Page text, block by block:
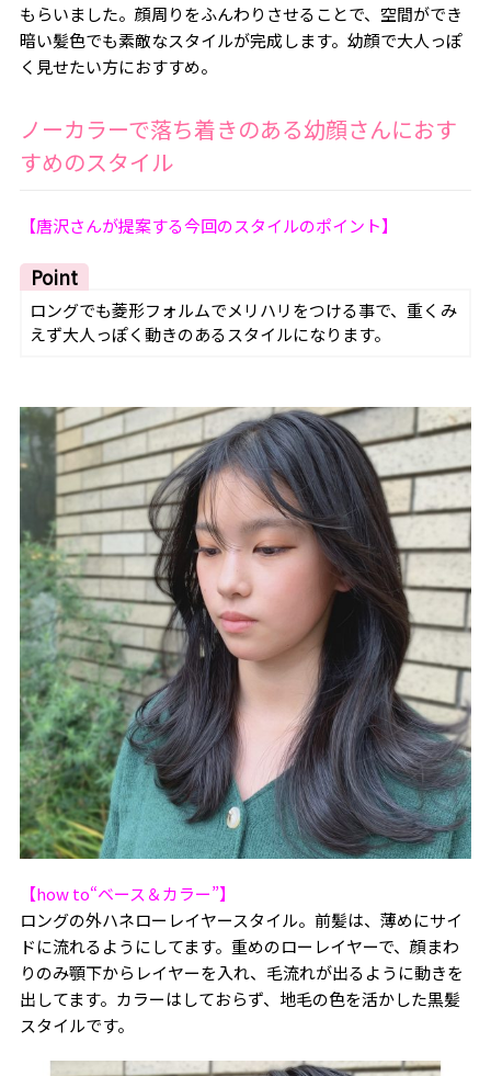
もらいました。顔周りをふんわりさせることで、空間ができ
暗い髪色でも素敵なスタイルが完成します。幼顔で大人っぽ
く見せたい方におすすめ。
ノーカラーで落ち着きのある幼顔さんにおす
すめのスタイル
【唐沢さんが提案する今回のスタイルのポイント】
Point
ロングでも菱形フォルムでメリハリをつける事で、重くみ
えず大人っぽく動きのあるスタイルになります。
【how to“ベース＆カラー”】
ロングの外ハネローレイヤースタイル。前髪は、薄めにサイ
ドに流れるようにしてます。重めのローレイヤーで、顔まわ
りのみ顎下からレイヤーを入れ、毛流れが出るように動きを
出してます。カラーはしておらず、地毛の色を活かした黒髪
スタイルです。